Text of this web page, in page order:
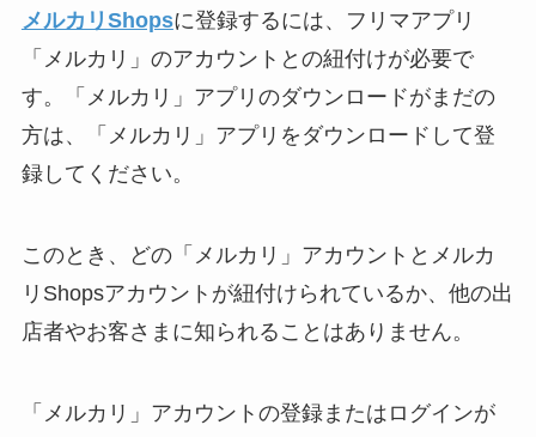
メルカリShopsに登録するには、フリマアプリ
「メルカリ」のアカウントとの紐付けが必要で
す。「メルカリ」アプリのダウンロードがまだの
方は、「メルカリ」アプリをダウンロードして登
録してください。
このとき、どの「メルカリ」アカウントとメルカ
リShopsアカウントが紐付けられているか、他の出
店者やお客さまに知られることはありません。
「メルカリ」アカウントの登録またはログインが